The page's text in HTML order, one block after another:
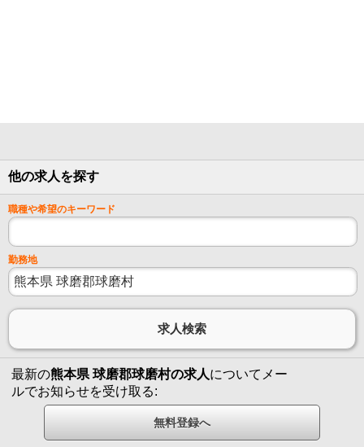
他の求人を探す
職種や希望のキーワード
勤務地
最新の熊本県 球磨郡球磨村の求人についてメー
ルでお知らせを受け取る: